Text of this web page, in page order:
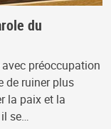
du
préoccupation
de ruiner plus
la paix et la
se…